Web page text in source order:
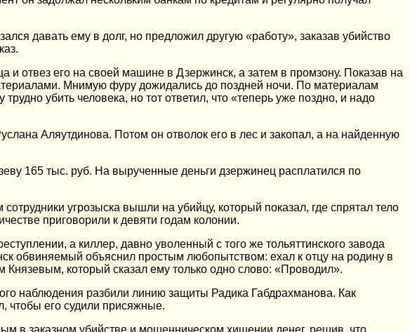
давать ему в долг, но предложил другую «работу», заказав убийство
и отвез его на своей машине в Дзержинск, а затем в промзону. Показав на
Мнимую фуру дожидались до поздней ночи. По материалам
убить человека, но тот ответил, что «теперь уже поздно, и надо
Аляутдинова. Потом он отволок его в лес и закопал, а на найденную
165 тыс. руб. На вырученные деньги дзержинец расплатился по
угрозыска вышли на убийцу, который показал, где спрятал тело
приговорили к девяти годам колонии.
а киллер, давно уволенный с того же тольяттинского завода
обвиняемый объяснил простым любопытством: ехал к отцу на родину в
Князевым, который сказал ему только одно слово: «Проводил».
наблюдения разбили линию защиты Радика Габдрахманова. Как
чтобы его судили присяжные.
в заказном убийстве и мошенническом хищении денег, решив, что